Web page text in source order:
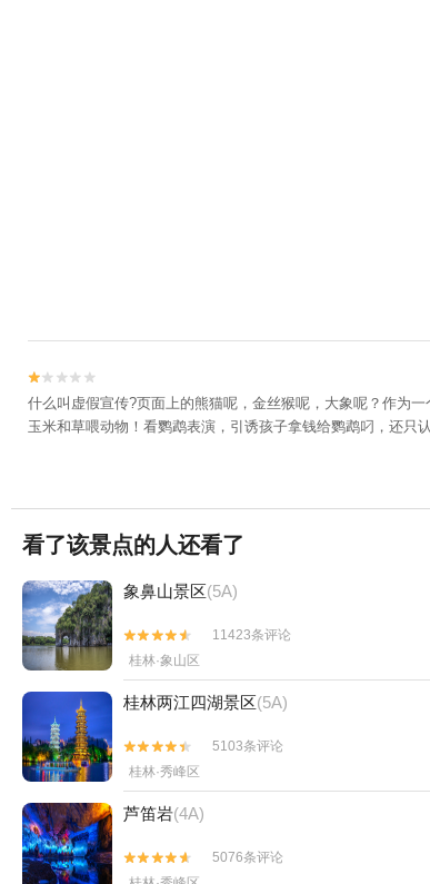


什么叫虚假宣传?页面上的熊猫呢，金丝猴呢，大象呢？作为
玉米和草喂动物！看鹦鹉表演，引诱孩子拿钱给鹦鹉叼，还只
看了该景点的人还看了